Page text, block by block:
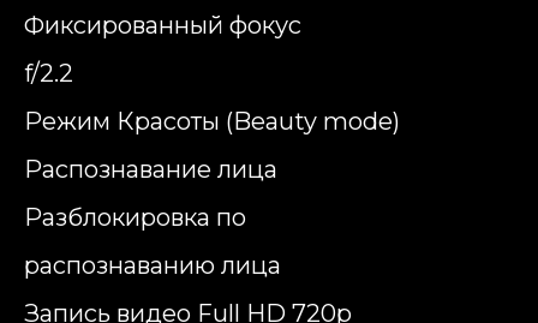
Фиксированный фокус
f/2.2
Режим Красоты (Beauty mode)
Распознавание лица
Разблокировка по
распознаванию лица
Запись видео Full HD 720p